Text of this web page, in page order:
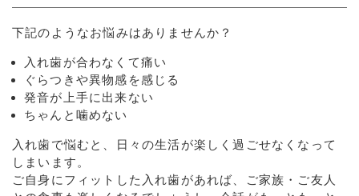
下記のようなお悩みはありませんか？
入れ歯が合わなくて痛い
ぐらつきや異物感を感じる
発音が上手に出来ない
ちゃんと噛めない
入れ歯で悩むと、日々の生活が楽しく過ごせなくなって
しまいます。
ご自身にフィットした入れ歯があれば、ご家族・ご友人